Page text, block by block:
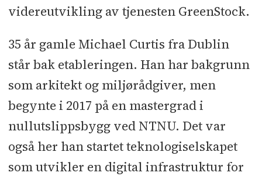
videreutvikling av tjenesten GreenStock.
35 år gamle Michael Curtis fra Dublin
står bak etableringen. Han har bakgrunn
som arkitekt og miljørådgiver, men
begynte i 2017 på en mastergrad i
nullutslippsbygg ved NTNU. Det var
også her han startet teknologiselskapet
som utvikler en digital infrastruktur for